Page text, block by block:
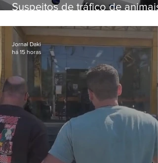
Suspeitos de tráfico de animais
aves
Jornal Daki
há 15 horas